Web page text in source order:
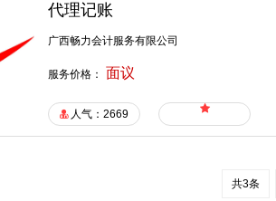
代理记账
广西畅力会计服务有限公司
服务价格： 面议
人气：2669
共3条